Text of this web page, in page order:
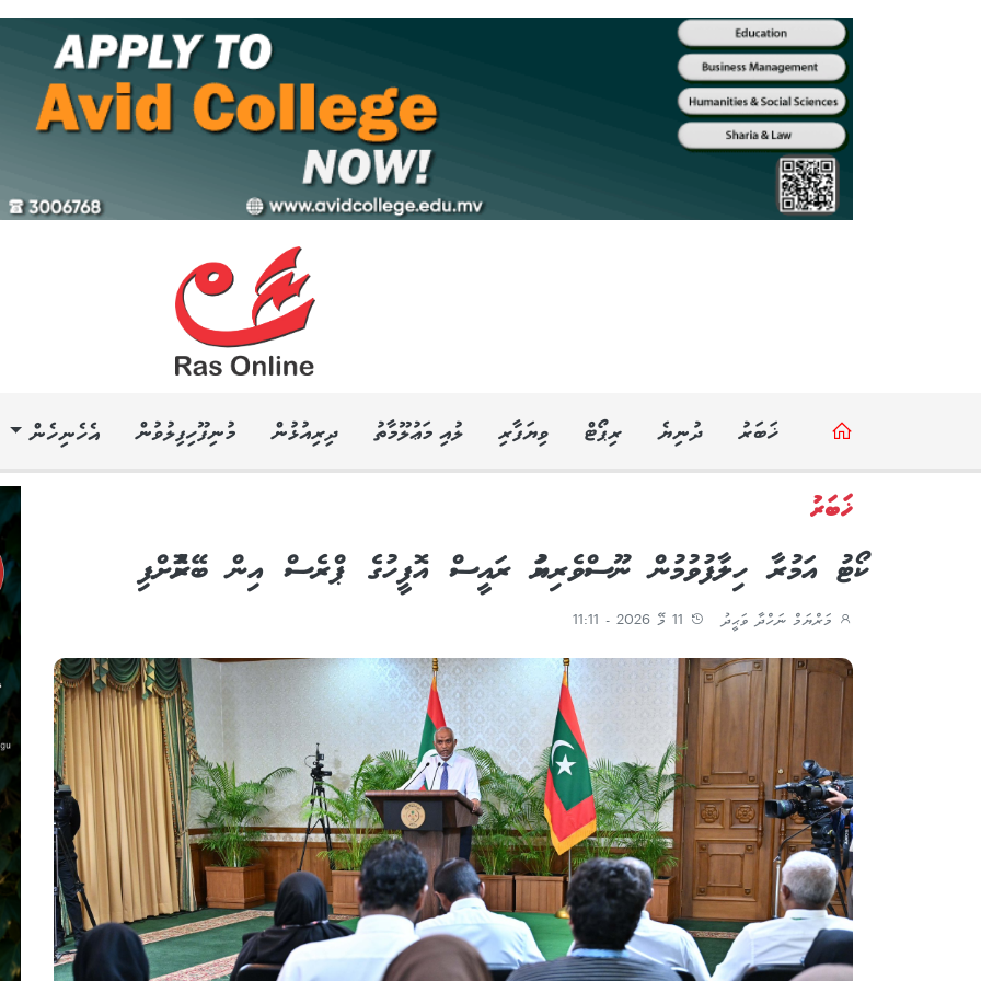
ޚަބަރު ދުނިޔެ ރިޕޯޓް ވިޔަފާރި ލުއި މަޢުލޫމާތު ދިރިއުޅުން މުނިފޫހިފިލުވުން އެހެނިހެން
ޚަބަރު
ކޯޓު އަމުރާ ހިލާފުވުމުން ނޫސްވެރިޔަކު ރައީސް އޮފީހުގެ ޕްރެސް އިން ބޭރުކޮށްފި
މަރްޔަމް ނަހްދާ ވަޙީދު